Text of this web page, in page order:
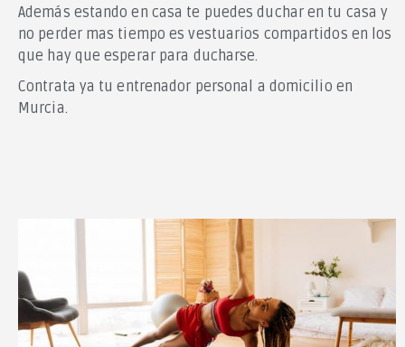
Además estando en casa te puedes duchar en tu casa y
no perder mas tiempo es vestuarios compartidos en los
que hay que esperar para ducharse.
Contrata ya tu entrenador personal a domicilio en
Murcia.
Añadir un perfil
Cómo funciona
Preguntas Frecuentes
Blog
© Entrenair. Todos los derechos reservados.